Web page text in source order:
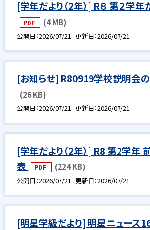
[学年だより（2年）] R８ 第２学
PDF (4 MB)
公開日 2026/07/21 更新日 2026/07/21
[お知らせ] R80919学校説明会
(26 KB)
公開日 2026/07/21 更新日 2026/07/21
[学年だより（2年）] R8 第2学年
表
PDF (224 KB)
公開日 2026/07/21 更新日 2026/07/21
[明星学級だより] 明星ニュース